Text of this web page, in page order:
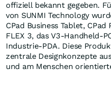
offiziell bekannt gegeben.
von SUNMI Technology
CPad Business Tablet,
FLEX 3, das V3-Handheld-
Industrie-PDA. Diese
zentrale Designkonzepte
und am Menschen